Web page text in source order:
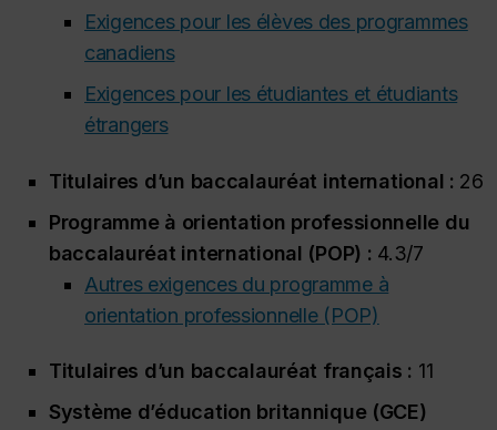
Exigences pour les élèves des programmes
canadiens
Exigences pour les étudiantes et étudiants
étrangers
Titulaires d’un baccalauréat international : 26
Programme à orientation professionnelle du
baccalauréat international (POP) : 4.3/7
Autres exigences du programme à
orientation professionnelle (POP)
Titulaires d’un baccalauréat français : 11
Système d’éducation britannique (GCE)